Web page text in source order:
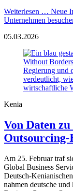
Weiterlesen … Neue
Unternehmen
05.03.2026
Kenia
Von Daten
Outsourcing-
Am 25. Februar traf
Global Business
Deutsch-
nahmen deutsche